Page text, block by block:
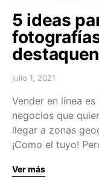
5 ideas
destaquen
julio 1, 2021
Vender en línea
negocios que
llegar a zonas
¡Como el tuyo!
Ver más